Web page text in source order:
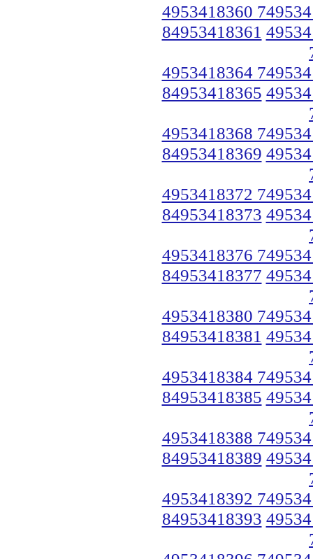
4953418360
84953418361
4953418364
84953418365
4953418368
84953418369
4953418372
84953418373
4953418376
84953418377
4953418380
84953418381
4953418384
84953418385
4953418388
84953418389
4953418392
84953418393